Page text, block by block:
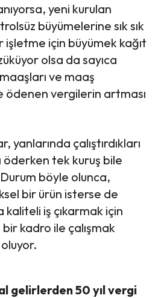
yeni kurulan
büyümelerine sık sık
için büyümek kağıt
olsa da sayıca
ve maaş
ödenen vergilerin artması
yanlarında çalıştırdıkları
öderken tek kuruş bile
böyle olunca,
bir ürün isterse de
iş çıkarmak için
kadro ile çalışmak
gelirlerden 50 yıl vergi